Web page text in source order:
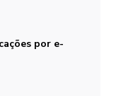
por e-